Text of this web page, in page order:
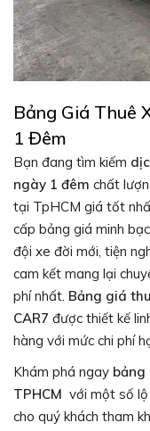
Bảng Giá Thuê
1 Đêm
Bạn đang tìm kiếm
ngày 1 đêm chất
tại TpHCM giá tốt
cấp bảng giá minh
đội xe đời mới, tiện
cam kết mang lại
phí nhất. Bảng giá
CAR7 được thiết kế
hàng với mức chi phí
Khám phá ngay bảng
TPHCM với một số
cho quý khách tham